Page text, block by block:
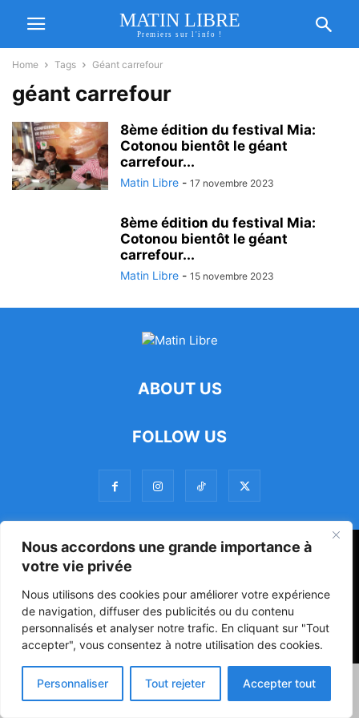
Nous accordons une grande importance à
votre vie privée
Nous utilisons des cookies pour améliorer votre expérience
de navigation, diffuser des publicités ou du contenu
personnalisés et analyser notre trafic. En cliquant sur "Tout
accepter", vous consentez à notre utilisation des cookies.
Personnaliser Tout rejeter Accepter tout
MATIN LIBRE
Premiers sur l'info !
Home Tags Géant carrefour
géant carrefour
8ème édition du festival Mia:
Cotonou bientôt le géant
carrefour...
Matin Libre - 17 novembre 2023
8ème édition du festival Mia:
Cotonou bientôt le géant
carrefour...
Matin Libre - 15 novembre 2023
ABOUT US
FOLLOW US
47ᵉ Assemblée Mondiale sur la Protection de la Vie Privée: Me
Luciano Hounkponou représente le Bénin à Séoul
Politique Société Culture
© Powered by digitXplus Francophone